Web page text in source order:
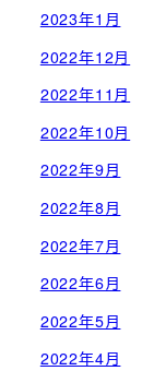
2023年1月
2022年12月
2022年11月
2022年10月
2022年9月
2022年8月
2022年7月
2022年6月
2022年5月
2022年4月